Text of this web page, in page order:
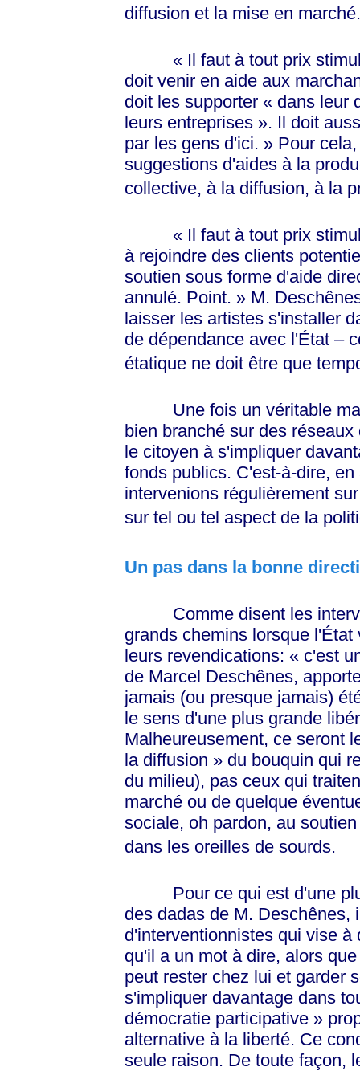
diffusion et la mise en
« Il faut à tout prix
doit venir en aide aux
doit les supporter « dansleur
leurs entreprises ». Il doit
par les gens d'ici. »Pour cela,
suggestions d'aides à la
collective, à la diffusion, à la
« Il faut à tout prix
à rejoindre des clients
soutien sous forme d'aide
annulé. Point. » M.
laisser les artistes s'installer
de dépendance avec l'État –
étatique ne doit être que
Une fois un véritable
bien branché sur des
le citoyen à s'impliquer
fonds publics. C'est-à-dire,
intervenions régulièrement
sur tel ou tel aspect de la
Un pas dans la bonne
Comme disent les
grands chemins lorsque
leurs revendications: « c'est
de Marcel Deschênes,
jamais (ou presque jamais)
le sens d'une plus grande
Malheureusement, ce seront
la diffusion »du bouquin qui
du milieu), pas ceux qui
marché ou de quelque
sociale, oh pardon, au
dans les oreilles de sourds.
Pour ce qui est d'une
des dadas de M. Deschênes,
d'interventionnistes qui vise
qu'il a un mot à dire, alors
peut rester chez lui et garder
s'impliquer davantage dans
démocratie participative »
alternative à la liberté. Ce
seule raison. De toute façon,